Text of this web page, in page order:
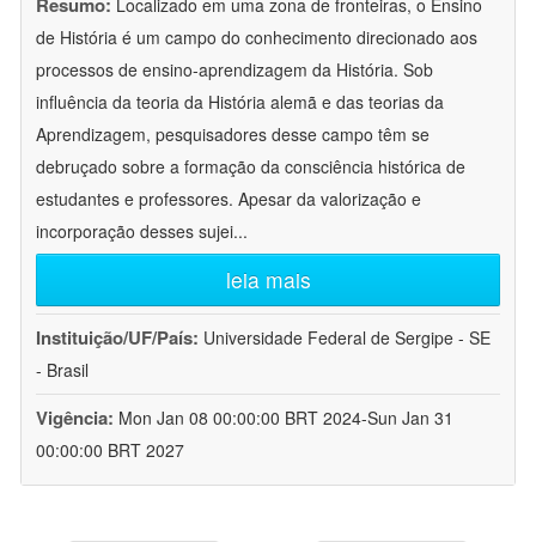
Localizado em uma zona de fronteiras, o Ensino
de História é um campo do conhecimento direcionado aos
processos de ensino-aprendizagem da História. Sob
influência da teoria da História alemã e das teorias da
Aprendizagem, pesquisadores desse campo têm se
debruçado sobre a formação da consciência histórica de
estudantes e professores. Apesar da valorização e
incorporação desses sujei...
leia mais
Instituição/UF/País: Universidade Federal de Sergipe - SE
- Brasil
Vigência: Mon Jan 08 00:00:00 BRT 2024-Sun Jan 31
00:00:00 BRT 2027